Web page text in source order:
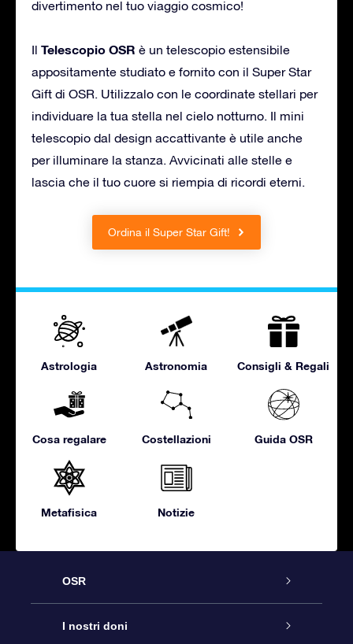
divertimento nel tuo viaggio cosmico!
Il Telescopio OSR è un telescopio estensibile
appositamente studiato e fornito con il Super Star
Gift di OSR. Utilizzalo con le coordinate stellari per
individuare la tua stella nel cielo notturno. Il mini
telescopio dal design accattivante è utile anche
per illuminare la stanza. Avvicinati alle stelle e
lascia che il tuo cuore si riempia di ricordi eterni.
Ordina il Super Star Gift!
Astrologia Astronomia Consigli & Regali
Cosa regalare Costellazioni Guida OSR
Metafisica Notizie
OSR
Assistenza
I nostri doni